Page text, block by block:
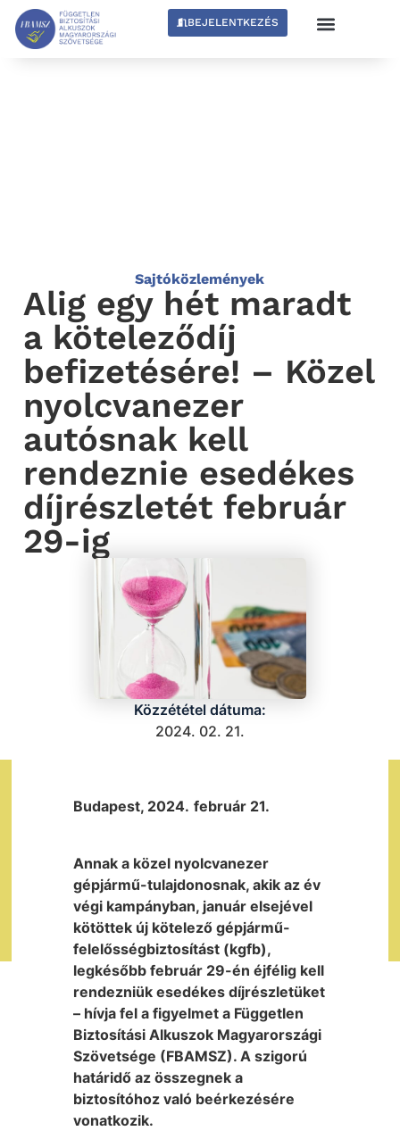
BEJELENTKEZÉS
Sajtóközlemények
Alig egy hét maradt
a köteleződíj
befizetésére! – Közel
nyolcvanezer
autósnak kell
rendeznie esedékes
díjrészletét február
29-ig
Közzététel dátuma:
2024. 02. 21.
Budapest, 2024. február 21.
Annak a közel nyolcvanezer
gépjármű-tulajdonosnak, akik az év
végi kampányban, január elsejével
kötöttek új kötelező gépjármű-
felelősségbiztosítást (kgfb),
legkésőbb február 29-én éjfélig kell
rendezniük esedékes díjrészletüket
– hívja fel a figyelmet a Független
Biztosítási Alkuszok Magyarországi
Szövetsége (FBAMSZ). A szigorú
határidő az összegnek a
biztosítóhoz való beérkezésére
vonatkozik.